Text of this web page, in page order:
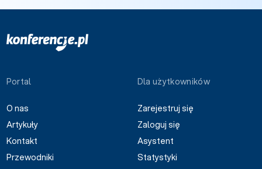
Portal
O nas
Artykuły
Kontakt
Przewodniki
Dla użytkowników
Zarejestruj się
Zaloguj się
Asystent
Statystyki